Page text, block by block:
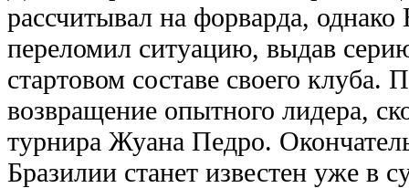
рассчитывал на форварда,
переломил ситуацию, выдав
стартовом составе своего
возвращение опытного лидера,
турнира Жуана Педро.
Бразилии станет известен уже в